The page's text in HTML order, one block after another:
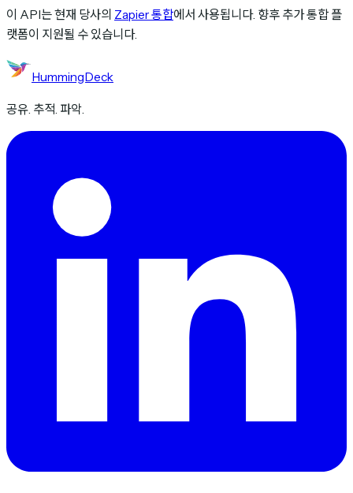
이 API는 현재 당사의 Zapier 통합에서 사용됩니다. 향후 추가 통합 플
랫폼이 지원될 수 있습니다.
HummingDeck
공유. 추적. 파악.